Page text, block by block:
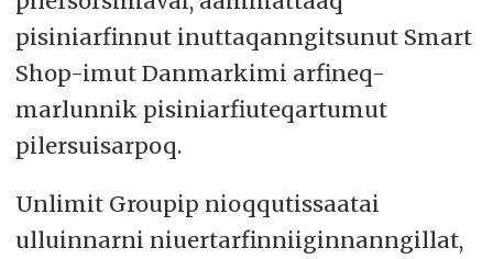
pisiniarfinnut inuttaqanngitsunut Smart
Shop-imut Danmarkimi arfineq-
marlunnik pisiniarfiuteqartumut
pilersuisarpoq.
Unlimit Groupip nioqqutissaatai
ulluinnarni niuertarfinniiginnanngillat,